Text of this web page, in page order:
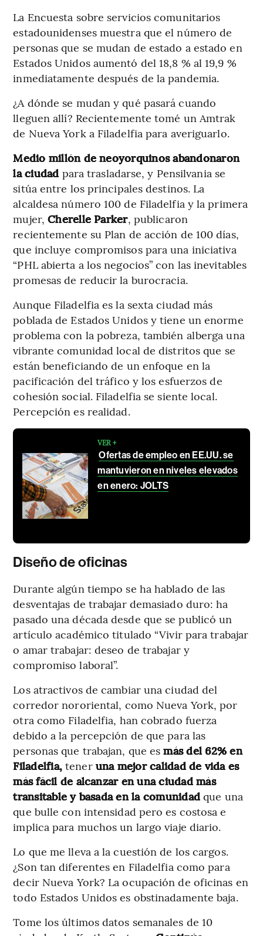
La Encuesta sobre servicios comunitarios
estadounidenses muestra que el número de
personas que se mudan de estado a estado en
Estados Unidos aumentó del 18,8 % al 19,9 %
inmediatamente después de la pandemia.
¿A dónde se mudan y qué pasará cuando
lleguen allí? Recientemente tomé un Amtrak
de Nueva York a Filadelfia para averiguarlo.
Medio millón de neoyorquinos abandonaron
la ciudad para trasladarse, y Pensilvania se
sitúa entre los principales destinos. La
alcaldesa número 100 de Filadelfia y la primera
mujer,Cherelle Parker, publicaron
recientemente su Plan de acción de 100 días,
que incluye compromisos para una iniciativa
“PHL abierta a los negocios” con las inevitables
promesas de reducir la burocracia.
Aunque Filadelfia es la sexta ciudad más
poblada de Estados Unidos y tiene un enorme
problema con la pobreza, también alberga una
vibrante comunidad local de distritos que se
están beneficiando de un enfoque en la
pacificación del tráfico y los esfuerzos de
cohesión social. Filadelfia se siente local.
Percepción es realidad.
VER +
Ofertas de empleo en EE.UU. se
mantuvieron en niveles elevados
en enero: JOLTS
Diseño de oficinas
Durante algún tiempo se ha hablado de las
desventajas de trabajar demasiado duro: ha
pasado una década desde que se publicó un
artículo académico titulado “Vivir para trabajar
o amar trabajar: deseo de trabajar y
compromiso laboral”.
Los atractivos de cambiar una ciudad del
corredor nororiental, como Nueva York, por
otra como Filadelfia, han cobrado fuerza
debido a la percepción de que para las
personas que trabajan, que esmás del 62% en
Filadelfia, tener una mejor calidad de vida es
más fácil de alcanzar en una ciudad más
transitable y basada en la comunidad que una
que bulle con intensidad pero es costosa e
implica para muchos un largo viaje diario.
Lo que me lleva a la cuestión de los cargos.
¿Son tan diferentes en Filadelfia como para
decir Nueva York? La ocupación de oficinas en
todo Estados Unidos es obstinadamente baja.
Tome los últimos datos semanales de 10